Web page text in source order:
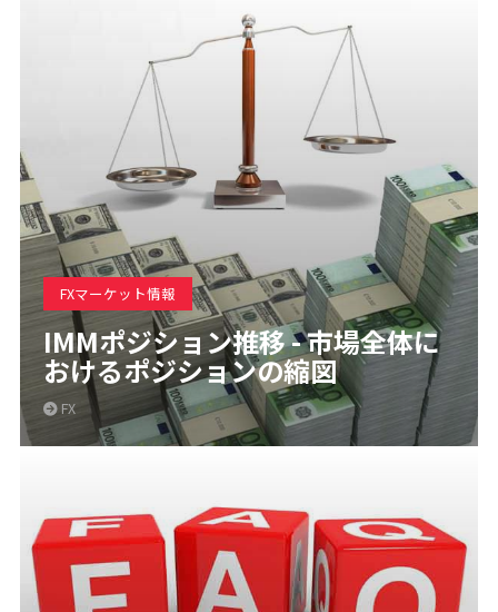
FXマーケット情報
IMMポジション推移 - 市場全体に
おけるポジションの縮図
FX